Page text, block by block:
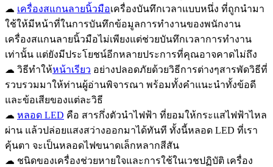
☁ เครื่องสแกนลายนิ้วมือเครื่องบันทึกเวลาแบบหนึ่ง ที่ถูกนำมา
ใช้ให้มีหน้าที่ในการบันทึกข้อมูลการทำงานของพนักงาน
เครื่องสแกนลายนิ้วมือไม่เพียงแต่ช่วยบันทึกเวลาการทำงาน
เท่านั้น แต่ยังมีประโยชน์อีกหลายประการที่คุณอาจคาดไม่ถึง
☁ วิธีทำให้หน้าเรียว อย่างปลอดภัยด้วยวิธีการต่างๆสารพัดวิธีที่
รวบรวมมาให้ท่านผู้อ่านพิจารณา พร้อมทั้งคำแนะนำทั้งข้อดี
และข้อเสียของแต่ละวิธี
☁ หลอด LED คือ สารกึ่งตัวนำไฟฟ้า ที่ยอมให้กระแสไฟฟ้าไหล
ผ่าน แล้วปล่อยแสงสว่างออกมาได้ทันที ทั้งนี้หลอด LED ที่เรา
คุ้นตา จะเป็นหลอดไฟขนาดเล็กหลากสีสัน
☁ ชนิดของเครื่องช่วยหายใจและการใช้ในเวชปฏิบัติ เครื่อง